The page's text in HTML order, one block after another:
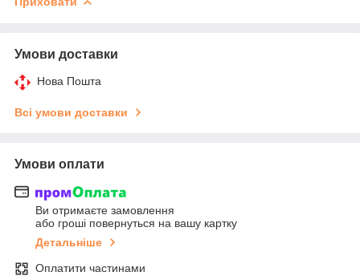
Умови доставки
Нова Пошта
Всі умови доставки
Умови оплати
Ви отримаєте замовлення
або гроші повернуться на вашу картку
Детальніше
Оплатити частинами